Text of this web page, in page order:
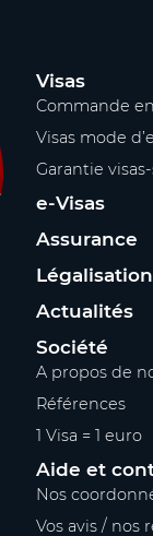
Visas
Commande
Visas mode
Garantie
e-Visas
Assurance
Légalisation
Actualités
Société
A propos de
Références
1 Visa = 1 euro
Aide et
Nos
Vos avis / nos